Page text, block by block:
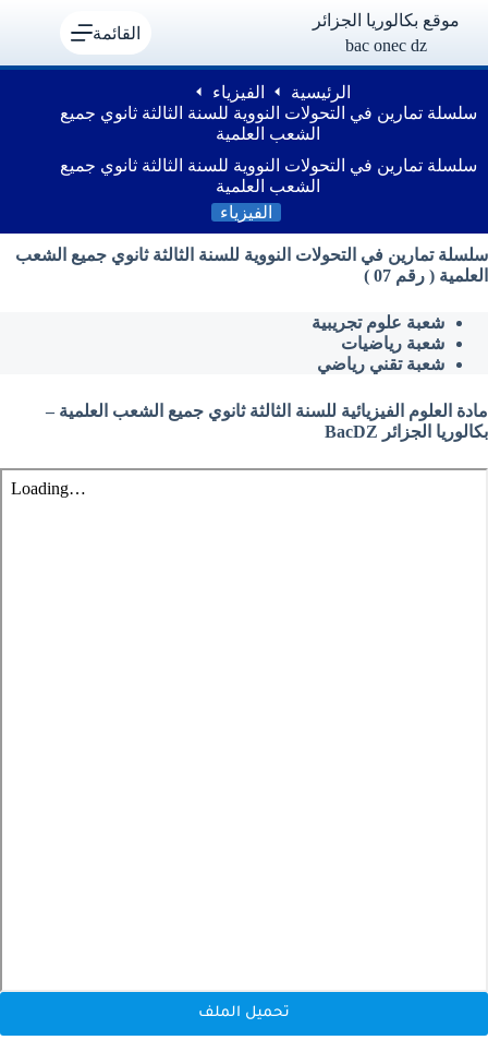
موقع بكالوريا الجزائر
bac onec dz
القائمة
الرئيسية
الفيزياء
سلسلة تمارين في التحولات النووية للسنة الثالثة ثانوي جميع
الشعب العلمية
سلسلة تمارين في التحولات النووية للسنة الثالثة ثانوي جميع
الشعب العلمية
الفيزياء
سلسلة تمارين في التحولات النووية للسنة الثالثة ثانوي جميع الشعب
العلمية ( رقم 07 )
شعبة علوم تجريبية
شعبة رياضيات
شعبة تقني رياضي
مادة العلوم الفيزيائية للسنة الثالثة ثانوي جميع الشعب العلمية –
بكالوريا الجزائر BacDZ
تحميل الملف